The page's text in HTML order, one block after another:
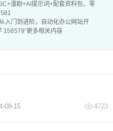
用流程，避免项目改崩等问
合理运用所学内容，同时严
漫剧+AI提示词+配套资料包，零
入门到进阶，自动化办公网站开
156579”更多相关内容
08-15 4723